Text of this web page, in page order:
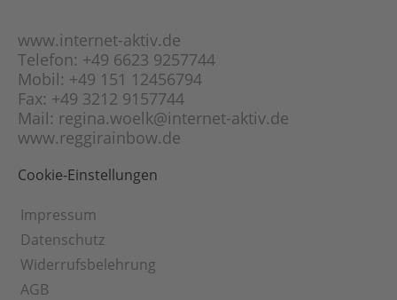
www.internet-aktiv.de
Telefon: +49 6623 9257744
Mobil: +49 151 12456794
Fax: +49 3212 9157744
Mail: regina.woelk@internet-aktiv.de
www.reggirainbow.de
Cookie-Einstellungen
Impressum
Datenschutz
Widerrufsbelehrung
AGB